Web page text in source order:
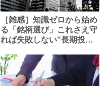
［雑感］知識ゼロから始め
る「銘柄選び」これさえ守
れば失敗しない“長期投資
からの資産形成・第９回】
に思う